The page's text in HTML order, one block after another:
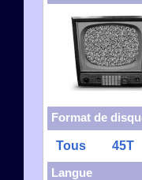
Format de
Tous 45T
Langue